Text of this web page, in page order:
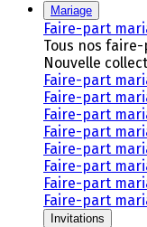
Mariage
Faire-part
Tous nos
Nouvelle
Faire-part
Faire-part
Faire-part
Faire-part
Faire-part
Faire-part
Faire-part
Faire-part
Invitations